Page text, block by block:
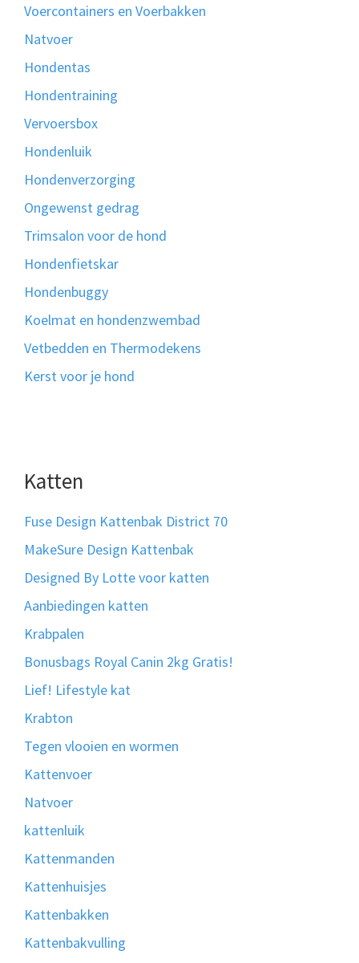
Voercontainers en Voerbakken
Natvoer
Hondentas
Hondentraining
Vervoersbox
Hondenluik
Hondenverzorging
Ongewenst gedrag
Trimsalon voor de hond
Hondenfietskar
Hondenbuggy
Koelmat en hondenzwembad
Vetbedden en Thermodekens
Kerst voor je hond
Katten
Fuse Design Kattenbak District 70
MakeSure Design Kattenbak
Designed By Lotte voor katten
Aanbiedingen katten
Krabpalen
Bonusbags Royal Canin 2kg Gratis!
Lief! Lifestyle kat
Krabton
Tegen vlooien en wormen
Kattenvoer
Natvoer
kattenluik
Kattenmanden
Kattenhuisjes
Kattenbakken
Kattenbakvulling